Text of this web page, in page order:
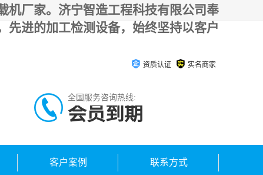
机厂家。济宁智造工程科技有限公司奉
先进的加工检测设备，始终坚持以客户
资质认证 实名商家
全国服务咨询热线:
会员到期
客户案例 联系方式